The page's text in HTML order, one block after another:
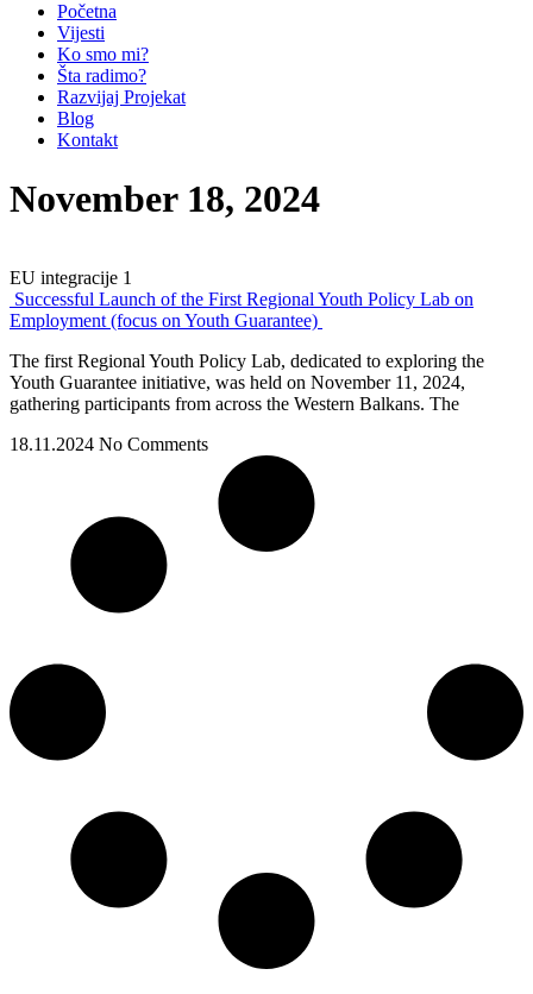
Početna
Vijesti
Ko smo mi?
Šta radimo?
Razvijaj Projekat
Blog
Kontakt
November 18, 2024
EU integracije 1
Successful Launch of the First Regional Youth Policy Lab on
Employment (focus on Youth Guarantee)
The first Regional Youth Policy Lab, dedicated to exploring the
Youth Guarantee initiative, was held on November 11, 2024,
gathering participants from across the Western Balkans. The
18.11.2024 No Comments